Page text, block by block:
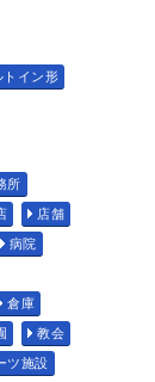
トイン形
所
店舗
病院
倉庫
教会
ツ施設